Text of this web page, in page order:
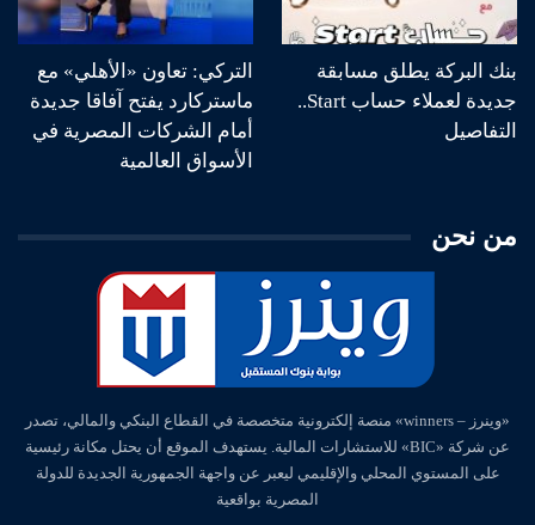
بنك البركة يطلق مسابقة
جديدة لعملاء حساب Start..
التفاصيل
التركي: تعاون «الأهلي» مع
ماستركارد يفتح آفاقا جديدة
أمام الشركات المصرية في
الأسواق العالمية
من نحن
«وينرز – winners» منصة إلكترونية متخصصة في القطاع البنكي والمالي، تصدر
عن شركة «BIC» للاستشارات المالية. يستهدف الموقع أن يحتل مكانة رئيسية
على المستوي المحلي والإقليمي ليعبر عن واجهة الجمهورية الجديدة للدولة
المصرية بواقعية